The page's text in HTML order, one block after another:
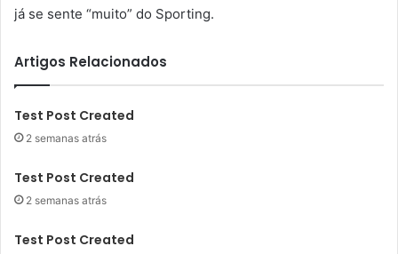
já se sente “muito” do Sporting.
Artigos Relacionados
Test Post Created
2 semanas atrás
Test Post Created
2 semanas atrás
Test Post Created